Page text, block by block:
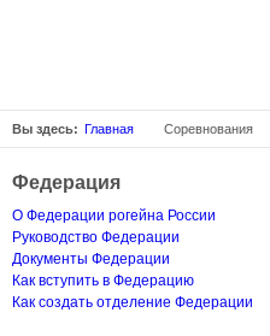
Вы здесь: Главная Соревнования
Федерация
О Федерации рогейна России
Руководство Федерации
Документы Федерации
Как вступить в Федерацию
Как создать отделение Федерации